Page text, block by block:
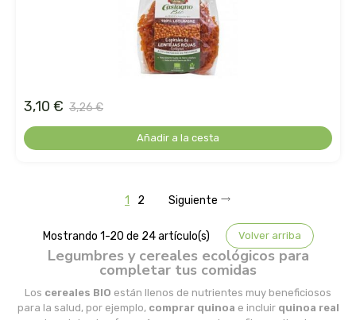
Legumbres y cereales ecológicos para
completar tus comidas
Los cereales BIO están llenos de nutrientes muy beneficiosos
para la salud, por ejemplo, comprar quinoa e incluir quinoa real
3,10 € 3,26 €
Añadir a la cesta
1 2 Siguiente
Mostrando 1-20 de 24 artículo(s) Volver arriba
marnys
mon
monki